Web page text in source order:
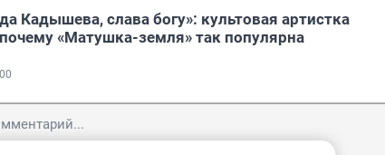
Кадышева, слава богу»: культовая артистка
«Матушка-земля» так популярна